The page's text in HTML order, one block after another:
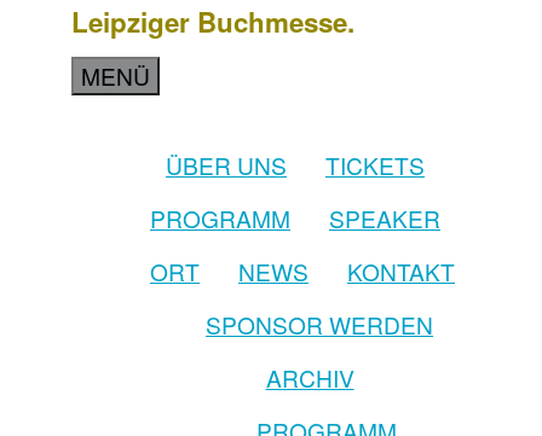
Leipziger Buchmesse.
MENÜ
ÜBER UNS
TICKETS
PROGRAMM
SPEAKER
ORT
NEWS
KONTAKT
SPONSOR WERDEN
ARCHIV